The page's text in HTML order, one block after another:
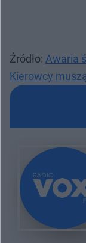
Źródło: Awaria
Kierowcy